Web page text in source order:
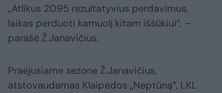
„Atlikus 2095 rezultatyvius perdavimus,
laikas perduoti kamuolį kitam iššūkiui“, –
parašė Ž.Janavičius.
Praėjusiame sezone Ž.Janavičius,
atstovaudamas Klaipėdos „Neptūną“, LKL